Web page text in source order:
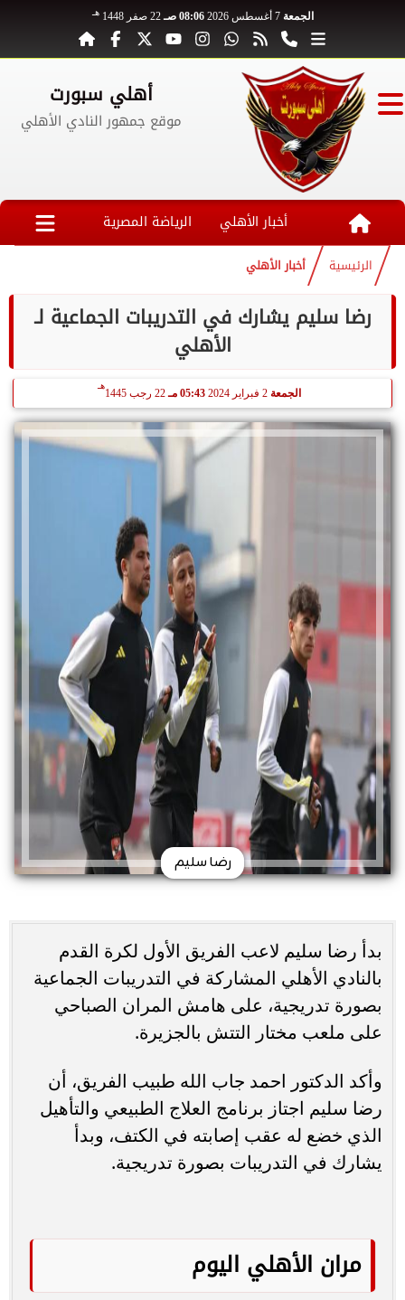
الجمعة 7 أغسطس 2026 08:06 صـ 22 صفر 1448 هـ
أهلي سبورت
موقع جمهور النادي الأهلي
أخبار الأهلي الرياضة المصرية
الرئيسية أخبار الأهلي
رضا سليم يشارك في التدريبات الجماعية لـ
الأهلي
الجمعة 2 فبراير 2024 05:43 مـ 22 رجب 1445
هـ
رضا سليم
بدأ رضا سليم لاعب الفريق الأول لكرة القدم
بالنادي الأهلي المشاركة في التدريبات الجماعية
بصورة تدريجية، على هامش المران الصباحي
على ملعب مختار التتش بالجزيرة.
وأكد الدكتور احمد جاب الله طبيب الفريق، أن
رضا سليم اجتاز برنامج العلاج الطبيعي والتأهيل
الذي خضع له عقب إصابته في الكتف، وبدأ
يشارك في التدريبات بصورة تدريجية.
مران الأهلي اليوم